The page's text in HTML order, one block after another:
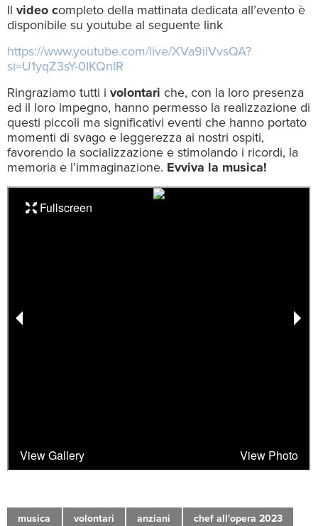
Il video completo della mattinata dedicata all’evento è
disponibile su youtube al seguente link
https://www.youtube.com/live/XVa9ilVvsQA?
si=U1yqZ3sY-0IKQnlR
Ringraziamo tutti i volontari che, con la loro presenza
ed il loro impegno, hanno permesso la realizzazione di
questi piccoli ma significativi eventi che hanno portato
momenti di svago e leggerezza ai nostri ospiti,
favorendo la socializzazione e stimolando i ricordi, la
memoria e l’immaginazione. Evviva la musica!
musica volontari anziani chef all'opera 2023